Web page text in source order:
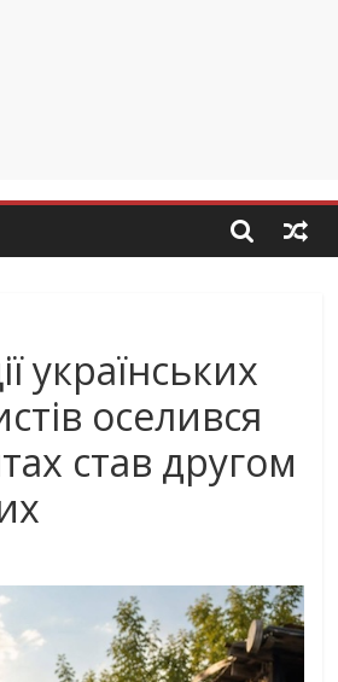
українських
оселився
став другом